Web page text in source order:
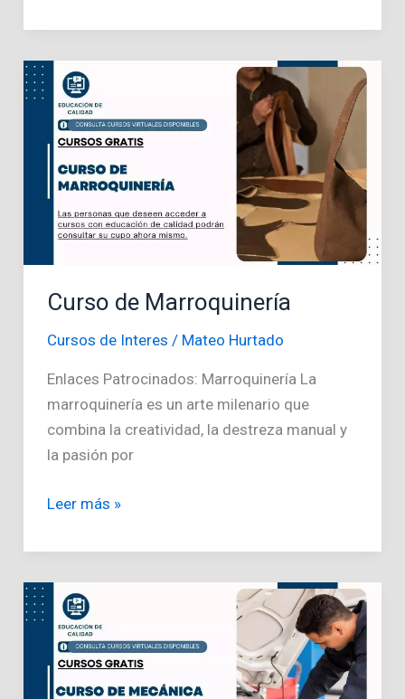
Inglés
Curso de Marroquinería
Cursos de Interes / Mateo Hurtado
Enlaces Patrocinados: Marroquinería La
marroquinería es un arte milenario que
combina la creatividad, la destreza manual y
la pasión por
Curso
Marroquinería
Leer más »